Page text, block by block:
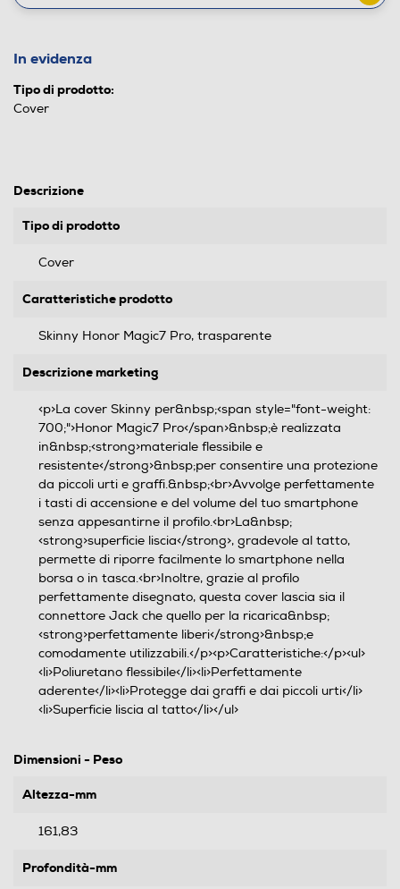
In evidenza
Tipo di prodotto:
Cover
Descrizione
Tipo di prodotto
Cover
Caratteristiche prodotto
Skinny Honor Magic7 Pro, trasparente
Descrizione marketing
<p>La cover Skinny per&nbsp;<span style="font-weight:
700;">Honor Magic7 Pro</span>&nbsp;è realizzata
in&nbsp;<strong>materiale flessibile e
resistente</strong>&nbsp;per consentire una protezione
da piccoli urti e graffi.&nbsp;<br>Avvolge perfettamente
i tasti di accensione e del volume del tuo smartphone
senza appesantirne il profilo.<br>La&nbsp;
<strong>superficie liscia</strong>, gradevole al tatto,
permette di riporre facilmente lo smartphone nella
borsa o in tasca.<br>Inoltre, grazie al profilo
perfettamente disegnato, questa cover lascia sia il
connettore Jack che quello per la ricarica&nbsp;
<strong>perfettamente liberi</strong>&nbsp;e
comodamente utilizzabili.</p><p>Caratteristiche:</p><ul>
<li>Poliuretano flessibile</li><li>Perfettamente
aderente</li><li>Protegge dai graffi e dai piccoli urti</li>
<li>Superficie liscia al tatto</li></ul>
Dimensioni - Peso
Altezza-mm
161,83
Profondità-mm